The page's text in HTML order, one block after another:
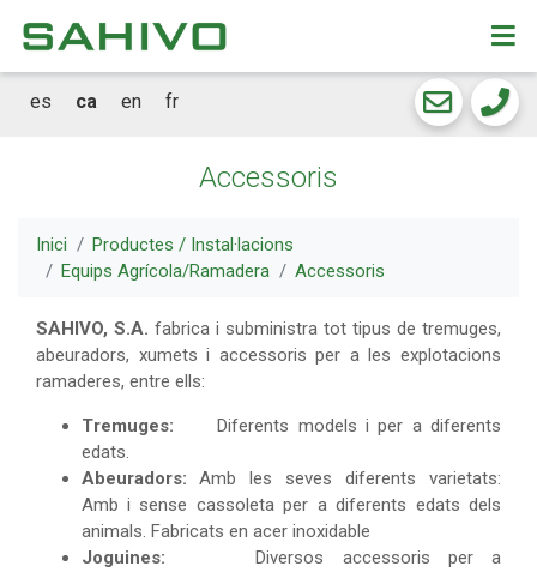
es ca en fr
Accessoris
Inici
Productes / Instal·lacions
Equips Agrícola/Ramadera
Accessoris
SAHIVO, S.A. fabrica i subministra tot tipus de tremuges,
abeuradors, xumets i accessoris per a les explotacions
ramaderes, entre ells:
Tremuges:
Diferents models i per a diferents
edats.
Abeuradors: Amb les seves diferents varietats:
Amb i sense cassoleta per a diferents edats dels
animals. Fabricats en acer inoxidable
Joguines:
Diversos accessoris per a
CKEW
cookies